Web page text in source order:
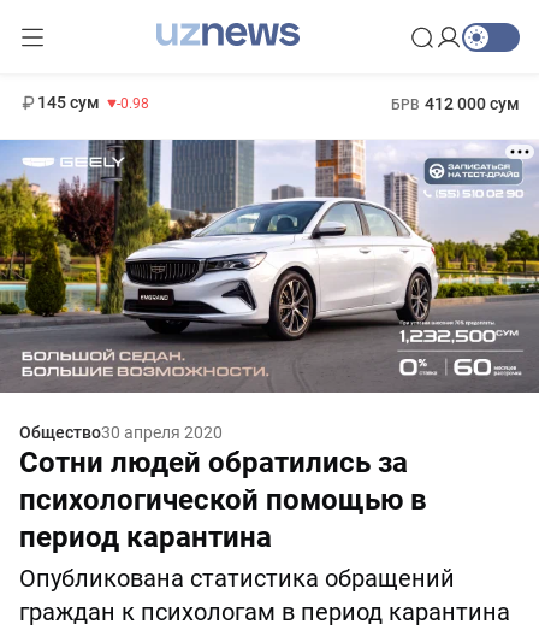
145 сум -0.98 БРВ 412 000 сум
Общество30 апреля 2020
Сотни людей обратились за
психологической помощью в
период карантина
Опубликована статистика обращений
граждан к психологам в период карантина